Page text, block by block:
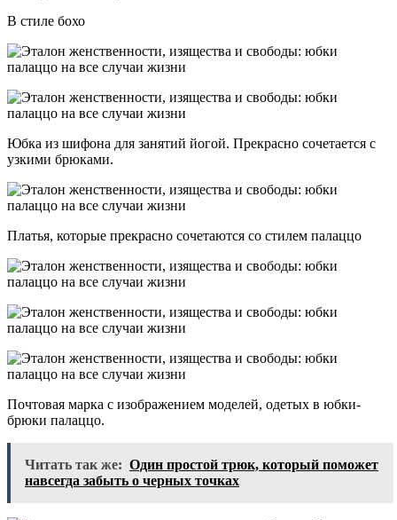
В стиле бохо
Юбка из шифона для занятий йогой. Прекрасно сочетается с
узкими брюками.
Платья, которые прекрасно сочетаются со стилем палаццо
Почтовая марка с изображением моделей, одетых в юбки-
брюки палаццо.
Читать так же: Один простой трюк, который поможет
навсегда забыть о черных точках